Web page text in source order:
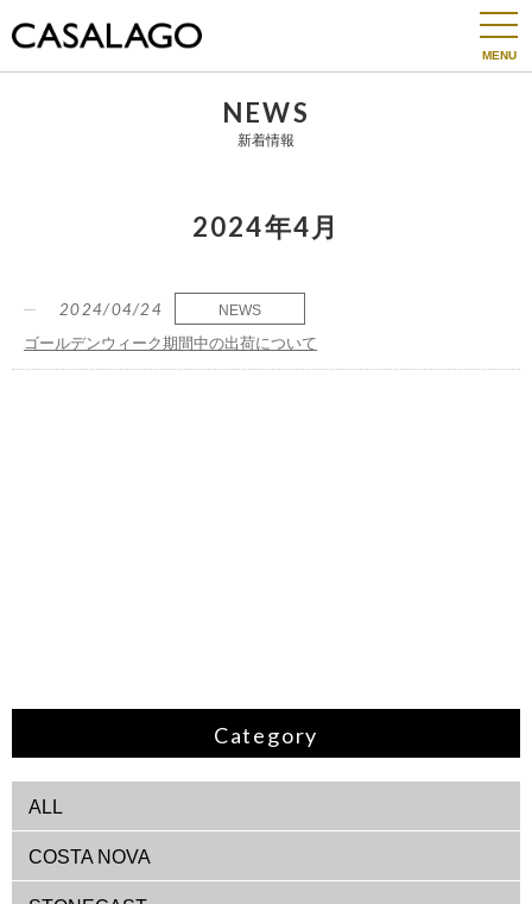
NEWS
新着情報
2024年4月
2024/04/24 NEWS
ゴールデンウィーク期間中の出荷について
Category
ALL
COSTA NOVA